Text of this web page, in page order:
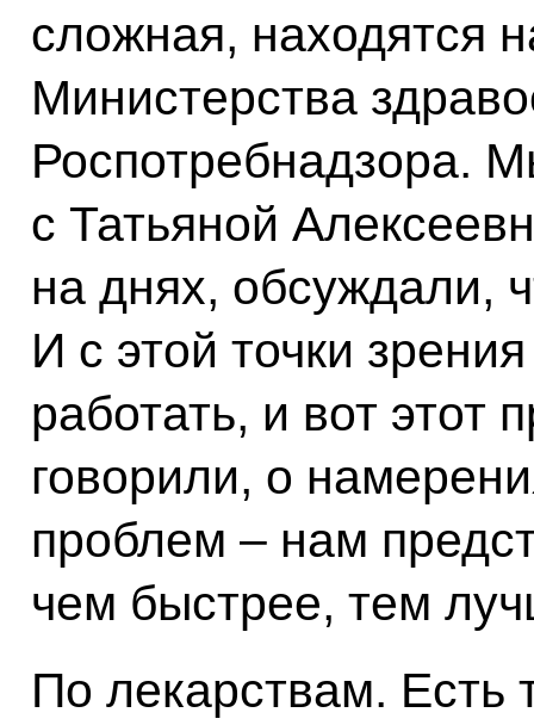
сложная, находятся
Министерства
Роспотребнадзора.
с Татьяной
на днях, обсуждали,
И с этой точки
работать, и вот этот
говорили, о
проблем – нам
чем быстрее, тем
По лекарствам.